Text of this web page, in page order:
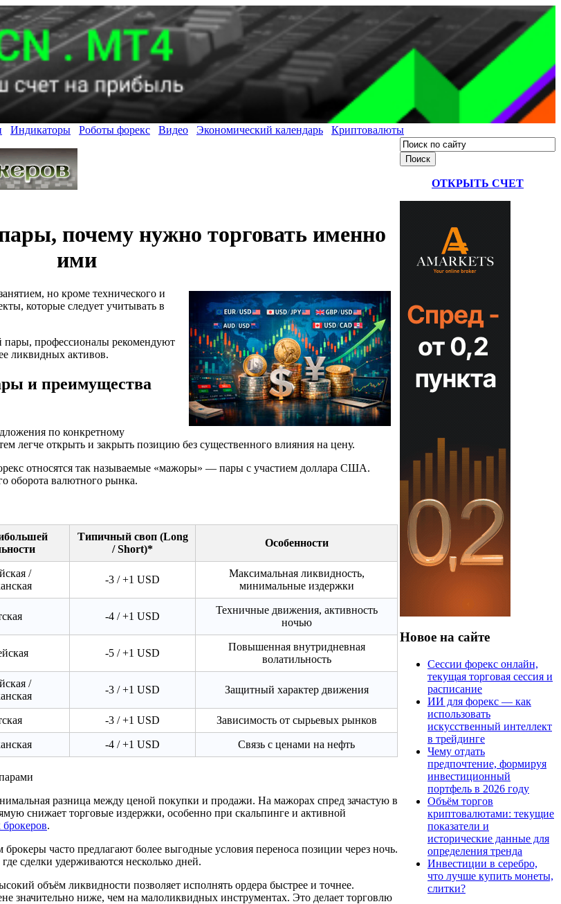
Индикаторы Роботы форекс Видео Экономический календарь Криптовалюты
почему нужно торговать именно
ими
но кроме технического и
которые следует учитывать в
пары, профессионалы рекомендуют
ликвидных активов.
и преимущества
по конкретному
легче открыть и закрыть позицию без существенного влияния на цену.
относятся так называемые «мажоры» — пары с участием доллара США.
оборота валютного рынка.
Типичный своп (Long
/ Short)*
Особенности
/
-3 / +1 USD
Максимальная ликвидность,
минимальные издержки
-4 / +1 USD
Техничные движения, активность
ночью
-5 / +1 USD
Повышенная внутридневная
волатильность
/
-3 / +1 USD Защитный характер движения
-3 / +1 USD Зависимость от сырьевых рынков
-4 / +1 USD Связь с ценами на нефть
разница между ценой покупки и продажи. На мажорах спред зачастую в
снижает торговые издержки, особенно при скальпинге и активной
.
часто предлагают более выгодные условия переноса позиции через ночь.
сделки удерживаются несколько дней.
объём ликвидности позволяет исполнять ордера быстрее и точнее.
значительно ниже, чем на малоликвидных инструментах. Это делает торговлю
ОТКРЫТЬ СЧЕТ
Новое на сайте
Сессии форекс онлайн,
текущая торговая сессия и
расписание
ИИ для форекс — как
использовать
искусственный интеллект
в трейдинге
Чему отдать
предпочтение, формируя
инвестиционный
портфель в 2026 году
Объём торгов
криптовалютами: текущие
показатели и
исторические данные для
определения тренда
Инвестиции в серебро,
что лучше купить монеты,
слитки?